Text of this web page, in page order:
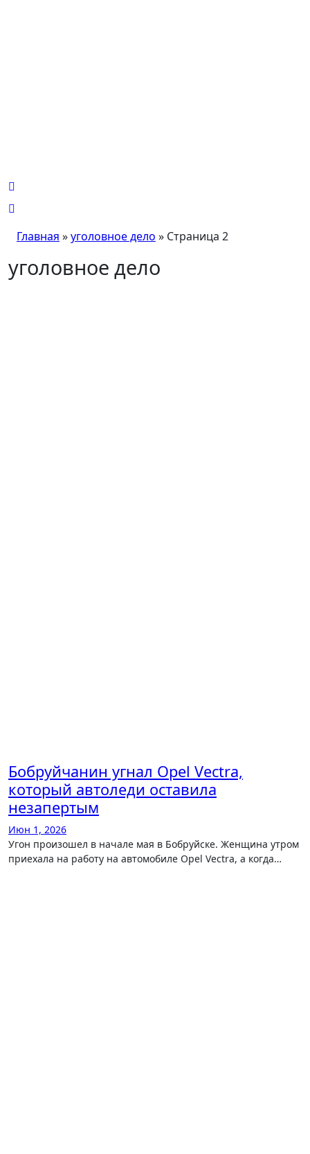
Главная »уголовное дело » Страница 2
уголовное дело
Бобруйчанин угнал Opel Vectra,
который автоледи оставила
незапертым
Июн 1, 2026
Угон произошел в начале мая в Бобруйске. Женщина утром
приехала на работу на автомобиле Opel Vectra, а когда…